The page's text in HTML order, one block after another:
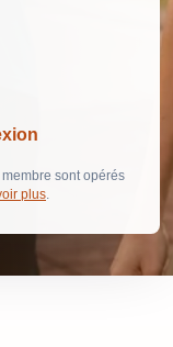
membre sont opérés
plus.